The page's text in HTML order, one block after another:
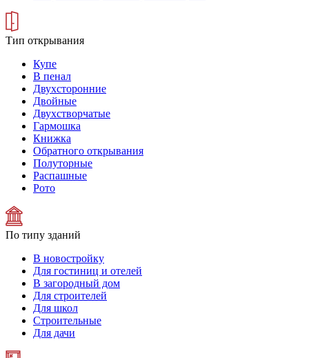
Тип открывания
Купе
В пенал
Двухсторонние
Двойные
Двухстворчатые
Гармошка
Книжка
Обратного открывания
Полуторные
Распашные
Рото
По типу зданий
В новостройку
Для гостиниц и отелей
В загородный дом
Для строителей
Для школ
Строительные
Для дачи